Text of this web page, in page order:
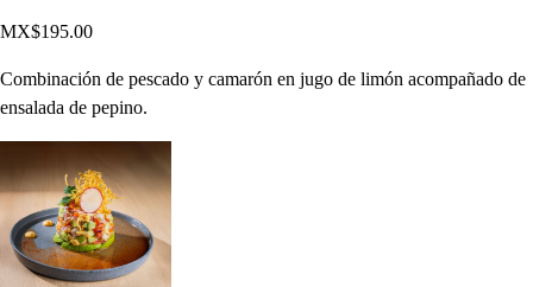
MX$195.00
Combinación de pescado y camarón en jugo de limón acompañado de
ensalada de pepino.